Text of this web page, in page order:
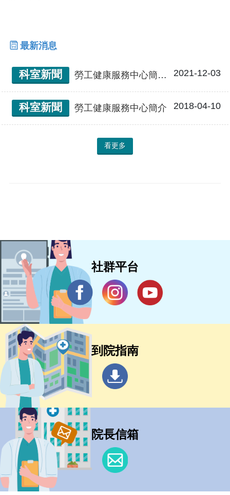
最新消息
科室新聞 勞工健康服務中心簡介及活動 2021-12-03
科室新聞 勞工健康服務中心簡介 2018-04-10
看更多
社群平台
到院指南
院長信箱